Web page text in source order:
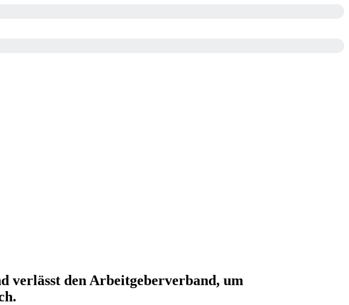
verlässt den Arbeitgeberverband, um